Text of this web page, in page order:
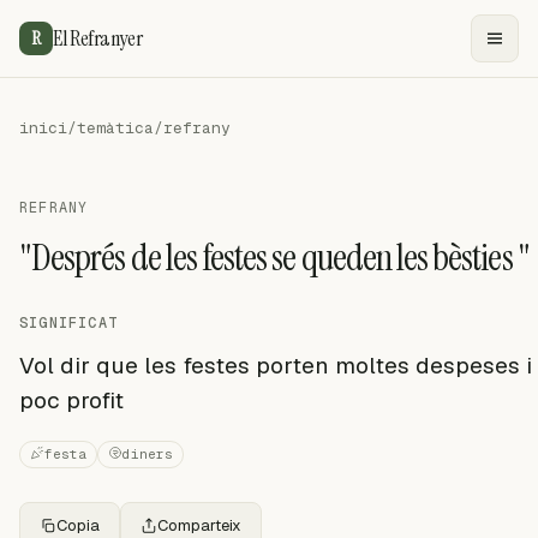
R El Refranyer
inici/temàtica/refrany
REFRANY
"Després de les festes se queden les bèsties "
SIGNIFICAT
Vol dir que les festes porten moltes despeses i
poc profit
festa diners
Copia Comparteix